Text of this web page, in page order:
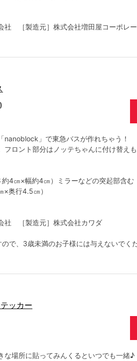
社 ［製造元］株式会社増田屋コーポレ
nanoblock」で東急バスが作れちゃう！
フロント部分はノッテちゃんに付け替え
約4㎝×幅約4㎝）ミラーなどの突起部含む
×奥行4.5㎝）
社 ［製造元］株式会社カワダ
で、3歳未満のお子様には与えないでく
ッカー
な場所に貼ってみんくるといつでも一緒♪